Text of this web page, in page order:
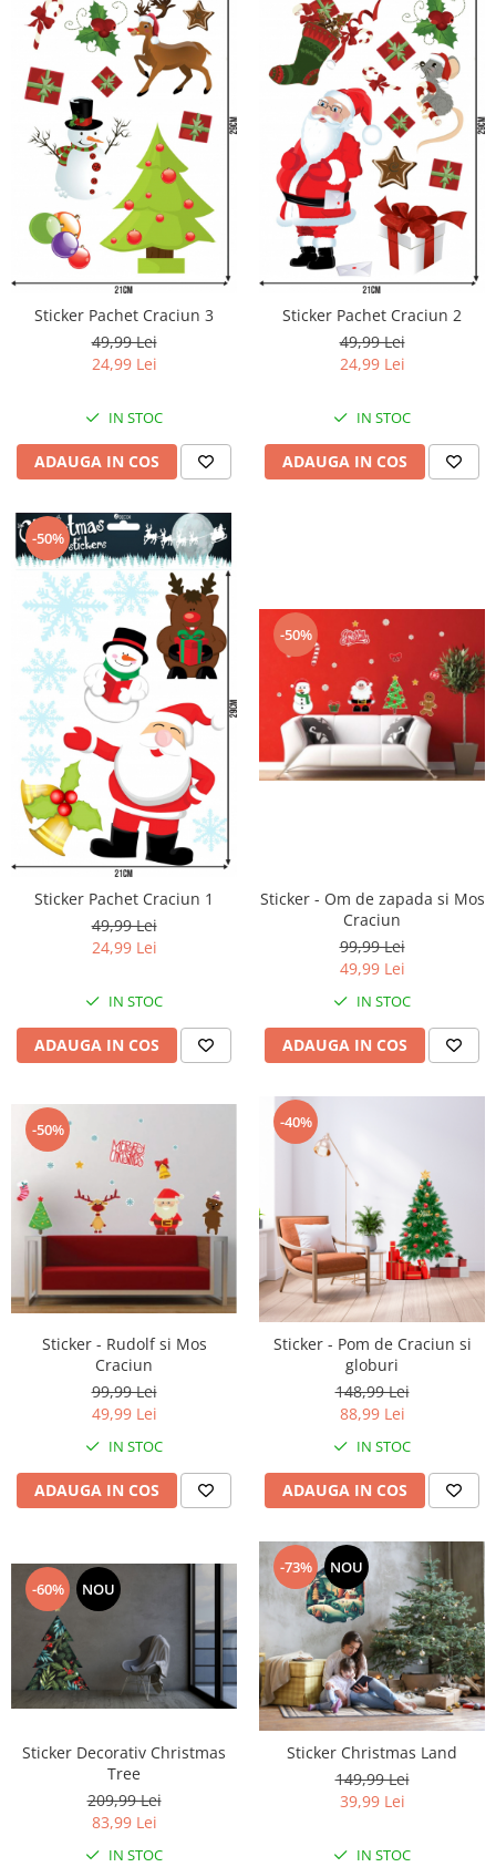
Sticker Pachet Craciun 3
49,99 Lei
24,99 Lei
IN STOC
ADAUGA IN COS
Sticker Pachet Craciun 2
49,99 Lei
24,99 Lei
IN STOC
ADAUGA IN COS
-50%
Sticker Pachet Craciun 1
49,99 Lei
24,99 Lei
IN STOC
ADAUGA IN COS
-50%
Sticker - Om de zapada si Mos
Craciun
99,99 Lei
49,99 Lei
IN STOC
ADAUGA IN COS
-50%
Sticker - Rudolf si Mos
Craciun
99,99 Lei
49,99 Lei
IN STOC
ADAUGA IN COS
-40%
Sticker - Pom de Craciun si
globuri
148,99 Lei
88,99 Lei
IN STOC
ADAUGA IN COS
-60% NOU
Sticker Decorativ Christmas
Tree
209,99 Lei
83,99 Lei
IN STOC
-73% NOU
Sticker Christmas Land
149,99 Lei
39,99 Lei
IN STOC